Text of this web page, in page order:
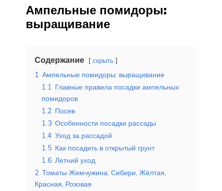
Ампельные помидоры:
выращивание
Содержание скрыть
1 Ампельные помидоры: выращивание
1.1 Главные правила посадки ампельных
помидоров
1.2 Посев
1.3 Особенности посадки рассады
1.4 Уход за рассадой
1.5 Как посадить в открытый грунт
1.6 Летний уход
2 Томаты Жемчужина: Сибири, Жёлтая,
Красная, Розовая